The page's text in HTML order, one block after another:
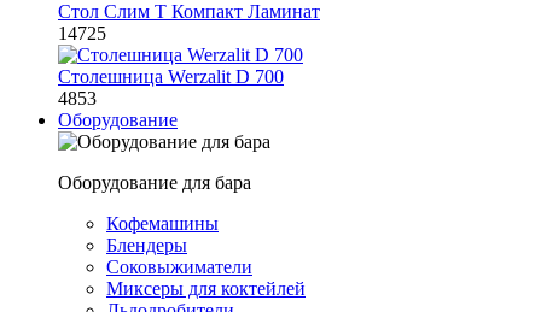
Стол Слим Т Компакт Ламинат
14725
Столешница Werzalit D 700
4853
Оборудование
Оборудование для бара
Кофемашины
Блендеры
Соковыжиматели
Миксеры для коктейлей